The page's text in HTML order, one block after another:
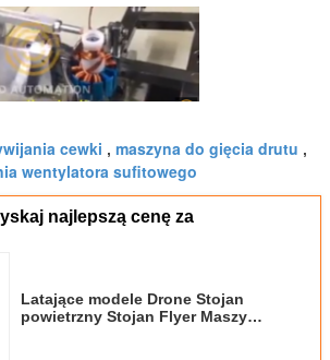
cewki , maszyna do gięcia drutu ,
wentylatora sufitowego
najlepszą cenę za
Latające modele Drone Stojan
powietrzny Stojan Flyer Maszyna